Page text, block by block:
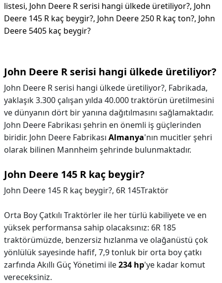
listesi, John Deere R serisi hangi ülkede üretiliyor?, John
Deere 145 R kaç beygir?, John Deere 250 R kaç ton?, John
Deere 5405 kaç beygir?
John Deere R serisi hangi ülkede üretiliyor?
John Deere R serisi hangi ülkede üretiliyor?, Fabrikada,
yaklaşık 3.300 çalışan yılda 40.000 traktörün üretilmesini
ve dünyanın dört bir yanına dağıtılmasını sağlamaktadır.
John Deere Fabrikası şehrin en önemli iş güçlerinden
biridir. John Deere Fabrikası Almanya'nın mucitler şehri
olarak bilinen Mannheim şehrinde bulunmaktadır.
John Deere 145 R kaç beygir?
John Deere 145 R kaç beygir?, 6R 145Traktör
Orta Boy Çatkılı Traktörler ile her türlü kabiliyete ve en
yüksek performansa sahip olacaksınız: 6R 185
traktörümüzde, benzersiz hızlanma ve olağanüstü çok
yönlülük sayesinde hafif, 7,9 tonluk bir orta boy çatkı
zarfında Akıllı Güç Yönetimi ile234 hp'ye kadar komut
vereceksiniz.